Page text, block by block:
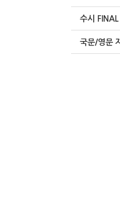
수시 FINAL
국문/영문